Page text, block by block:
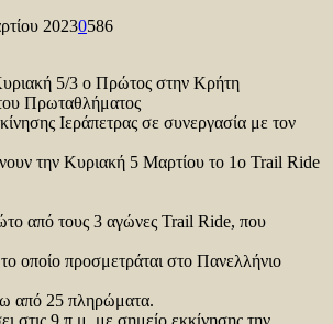
20230586
5/3 ο Πρώτος στην Κρήτη
Πρωταθλήματος
Ιεράπετρας σε συνεργασία με τον
την Κυριακή 5 Μαρτίου το 1ο Trail Ride
από τους 3 αγώνες Trail Ride, που
οποίο προσμετράται στο Πανελλήνιο
από 25 πληρώματα.
στις 9 π.μ με σημείο εκκίνησης την